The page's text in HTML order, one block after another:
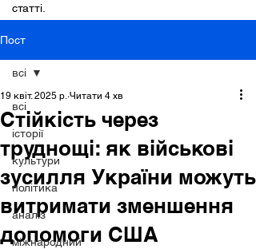
статті.
Пост
всі
історії
культури
політика
аналіз
міжнародний
всі
Стійкість через
труднощі: як військові
зусилля України можуть
витримати зменшення
допомоги США
19 квіт. 2025 р. Читати 4 хв